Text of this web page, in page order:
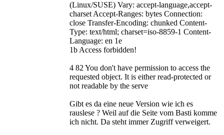
(Linux/SUSE) Vary: accept-language,accept-
charset Accept-Ranges: bytes Connection:
close Transfer-Encoding: chunked Content-
Type: text/html; charset=iso-8859-1 Content-
Language: en 1e
1b Access forbidden!
4 82 You don't have permission to access the
requested object. It is either read-protected or
not readable by the serve
Gibt es da eine neue Version wie ich es
rauslese ? Weil auf die Seite vom Basti komme
ich nicht. Da steht immer Zugriff verweigert.